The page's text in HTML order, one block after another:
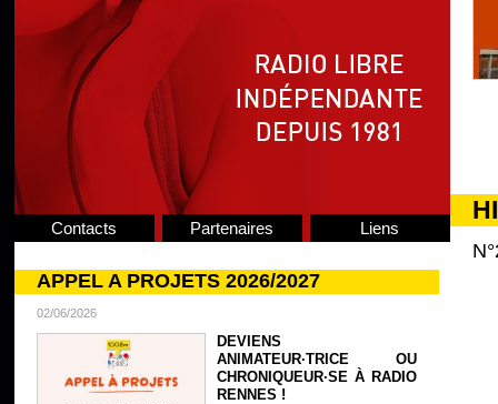
Contacts Partenaires Liens
APPEL A PROJETS 2026/2027
02/06/2026
DEVIENS
ANIMATEUR·TRICE OU
CHRONIQUEUR·SE À RADIO
RENNES !